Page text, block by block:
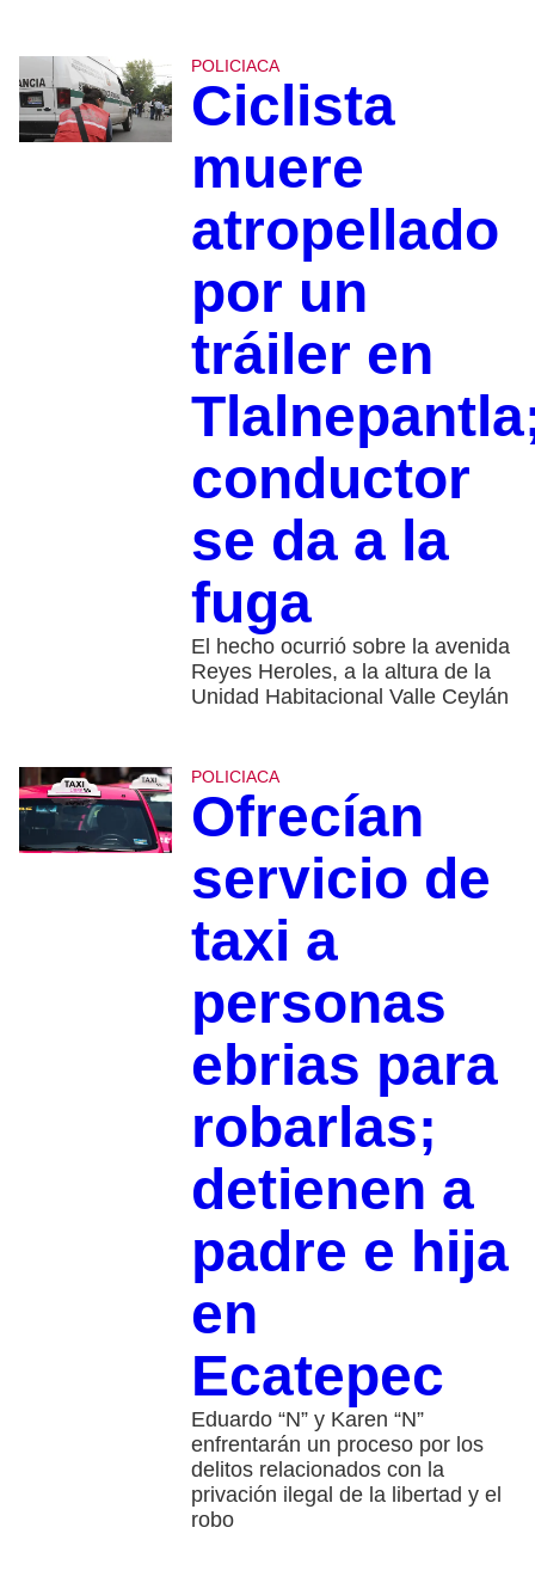
POLICIACA
Ciclista
muere
atropellado
por un
tráiler en
conductor
se da a la
fuga
El hecho ocurrió sobre la avenida
Reyes Heroles, a la altura de la
Unidad Habitacional Valle Ceylán
POLICIACA
Ofrecían
servicio de
taxi a
personas
ebrias para
robarlas;
detienen a
padre e hija
en
Ecatepec
Eduardo “N” y Karen “N”
enfrentarán un proceso por los
delitos relacionados con la
privación ilegal de la libertad y el
robo